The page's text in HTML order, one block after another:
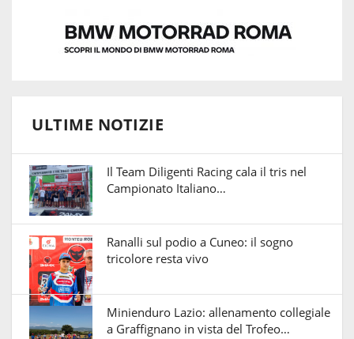
ULTIME NOTIZIE
Il Team Diligenti Racing cala il tris nel
Campionato Italiano…
Ranalli sul podio a Cuneo: il sogno
tricolore resta vivo
Minienduro Lazio: allenamento collegiale
a Graffignano in vista del Trofeo…